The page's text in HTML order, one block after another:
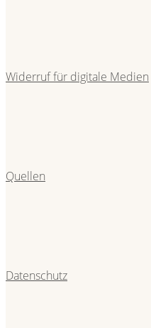
Widerruf für digitale Medien
Quellen
Datenschutz